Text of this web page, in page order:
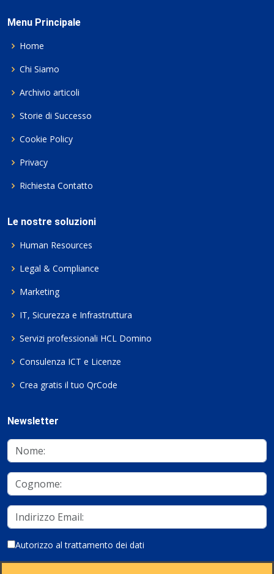
Menu Principale
Home
Chi Siamo
Archivio articoli
Storie di Successo
Cookie Policy
Privacy
Richiesta Contatto
Le nostre soluzioni
Human Resources
Legal & Compliance
Marketing
IT, Sicurezza e Infrastruttura
Servizi professionali HCL Domino
Consulenza ICT e Licenze
Crea gratis il tuo QrCode
Newsletter
Autorizzo al trattamento dei dati